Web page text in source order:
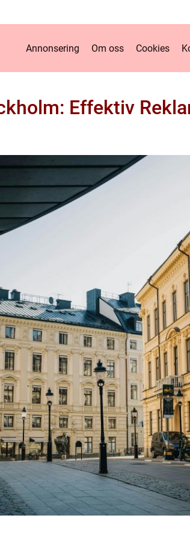
Annonsering Om oss Cookies
Effektiv